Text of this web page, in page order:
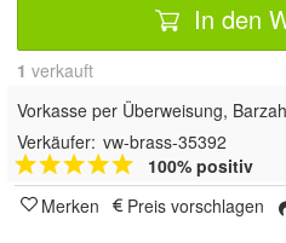
In den
1 verkauft
Vorkasse per Überweisung,
Verkäufer: vw-brass-35392
100% positiv
Merken
Preis vorschlagen